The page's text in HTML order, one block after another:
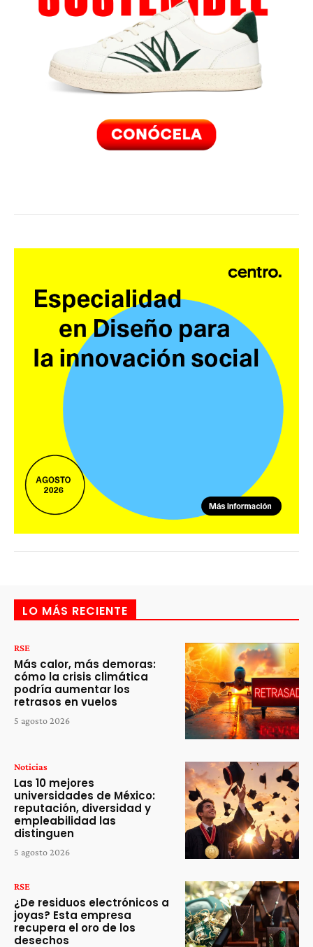
LO MÁS RECIENTE
RSE
Más calor, más demoras:
cómo la crisis climática
podría aumentar los
retrasos en vuelos
5 agosto 2026
Noticias
Las 10 mejores
universidades de México:
reputación, diversidad y
empleabilidad las
distinguen
5 agosto 2026
RSE
¿De residuos electrónicos a
joyas? Esta empresa
recupera el oro de los
desechos